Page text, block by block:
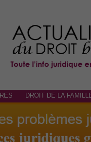
DROIT DE LA